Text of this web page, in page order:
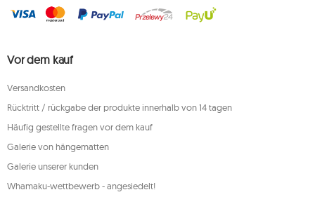
Vor dem kauf
Versandkosten
Rücktritt / rückgabe der produkte innerhalb von 14 tagen
Häufig gestellte fragen vor dem kauf
Galerie von hängematten
Galerie unserer kunden
Whamaku-wettbewerb - angesiedelt!